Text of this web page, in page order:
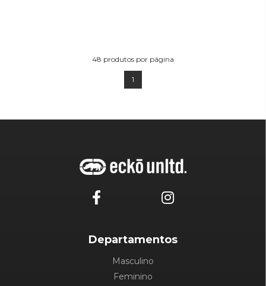
48 produtos por página
1
Departamentos
Masculino
Feminino